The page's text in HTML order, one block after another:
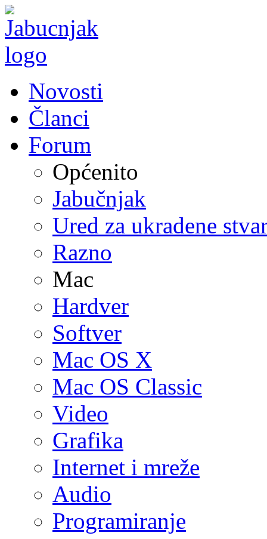
Novosti
Članci
Forum
Općenito
Jabučnjak
Ured za ukradene
Razno
Mac
Hardver
Softver
Mac OS X
Mac OS Classic
Video
Grafika
Internet i mreže
Audio
Programiranje